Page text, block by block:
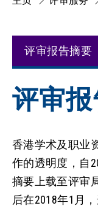
评审报告摘要
评审
香港学术及职业
作的透明度，自
摘要上载至评审
后在2018年1月